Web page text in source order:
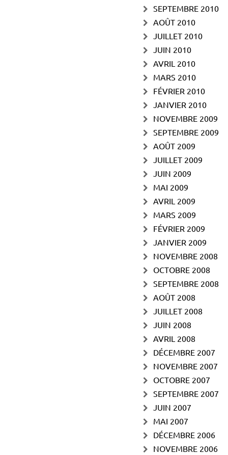
SEPTEMBRE 2010
AOÛT 2010
JUILLET 2010
JUIN 2010
AVRIL 2010
MARS 2010
FÉVRIER 2010
JANVIER 2010
NOVEMBRE 2009
SEPTEMBRE 2009
AOÛT 2009
JUILLET 2009
JUIN 2009
MAI 2009
AVRIL 2009
MARS 2009
FÉVRIER 2009
JANVIER 2009
NOVEMBRE 2008
OCTOBRE 2008
SEPTEMBRE 2008
AOÛT 2008
JUILLET 2008
JUIN 2008
AVRIL 2008
DÉCEMBRE 2007
NOVEMBRE 2007
OCTOBRE 2007
SEPTEMBRE 2007
JUIN 2007
MAI 2007
DÉCEMBRE 2006
NOVEMBRE 2006